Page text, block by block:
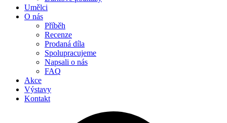
Umělci
O nás
Příběh
Recenze
Prodaná díla
Spolupracujeme
Napsali o nás
FAQ
Akce
Výstavy
Kontakt